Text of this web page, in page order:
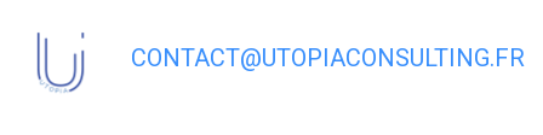
CONTACT@UTOPIACONSULTING.FR